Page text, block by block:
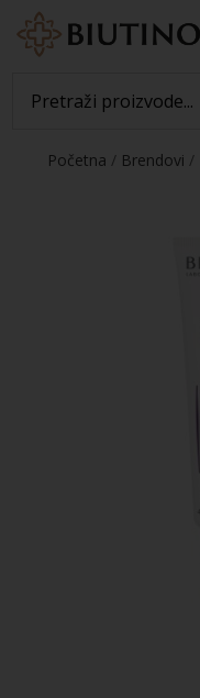
Početna / Brendovi /